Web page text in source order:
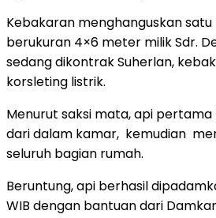
Kebakaran menghanguskan
berukuran 4×6 meter milik Sdr.
sedang dikontrak Suherlan,
korsleting listrik.
Menurut saksi mata, api
dari dalam kamar, kemudian
seluruh bagian rumah.
Beruntung, api berhasil
WIB dengan bantuan dari